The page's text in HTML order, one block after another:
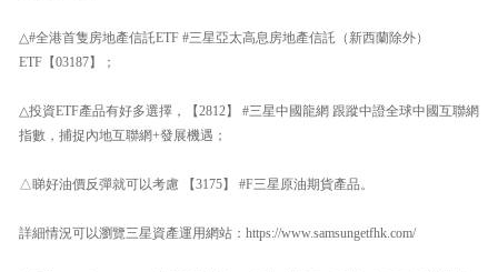
△#全港首隻房地產信託ETF #三星亞太高息房地產信託（新西蘭除外）
ETF【03187】；
△投資ETF產品有好多選擇，【2812】 #三星中國龍網 跟蹤中證全球中國互聯網
指數，捕捉內地互聯網+發展機遇；
△睇好油價反彈就可以考慮 【3175】 #F三星原油期貨產品。
詳細情況可以瀏覽三星資產運用網站：https://www.samsungetfhk.com/